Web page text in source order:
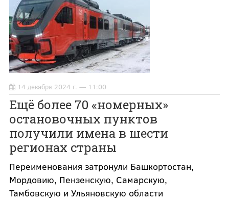
14 декабря 2024 г. — 11:00
Ещё более 70 «номерных»
остановочных пунктов
получили имена в шести
регионах страны
Переименования затронули Башкортостан,
Мордовию, Пензенскую, Самарскую,
Тамбовскую и Ульяновскую области